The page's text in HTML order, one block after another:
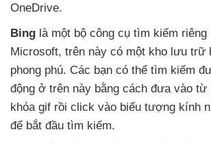
OneDrive.
Bing là một bộ công cụ tìm kiếm riêng
Microsoft, trên này có một kho lưu trữ
phong phú. Các bạn có thể tìm kiếm
động ở trên này bằng cách đưa vào từ
khóa gif rồi click vào biểu tượng kính
để bắt đầu tìm kiếm.